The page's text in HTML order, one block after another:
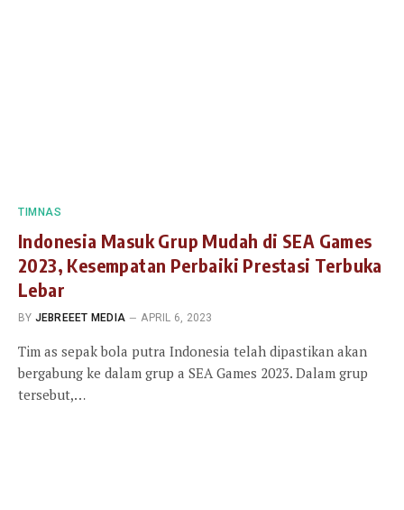
TIMNAS
Indonesia Masuk Grup Mudah di SEA Games
2023, Kesempatan Perbaiki Prestasi Terbuka
Lebar
BY JEBREEET MEDIA APRIL 6, 2023
Tim as sepak bola putra Indonesia telah dipastikan akan
bergabung ke dalam grup a SEA Games 2023. Dalam grup
tersebut,…